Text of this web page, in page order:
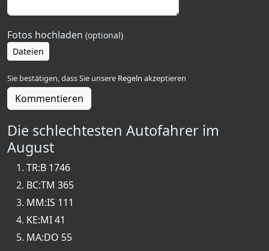
Fotos hochladen (optional)
Dateien
Sie bestätigen, dass Sie unsere Regeln akzeptieren
Kommentieren
Die schlechtesten Autofahrer im
August
TR:B 1746
BC:TM 365
MM:IS 111
KE:MI 41
MA:DO 55